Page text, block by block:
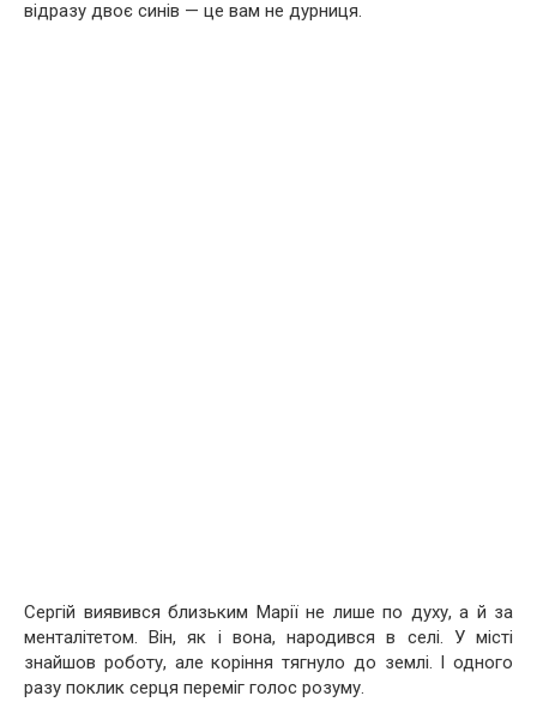
відразу двоє синів — це вам не дурниця.
Сергій виявився близьким Марії не лише по духу, а й за
менталітетом. Він, як і вона, народився в селі. У місті
знайшов роботу, але коріння тягнуло до землі. І одного
разу поклик серця переміг голос розуму.